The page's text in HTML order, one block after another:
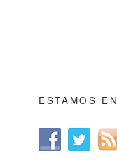
ESTAMOS EN